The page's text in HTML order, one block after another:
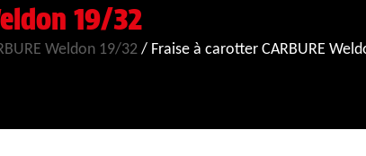
19/32
Weldon 19/32/ Fraise à carotter CARBURE